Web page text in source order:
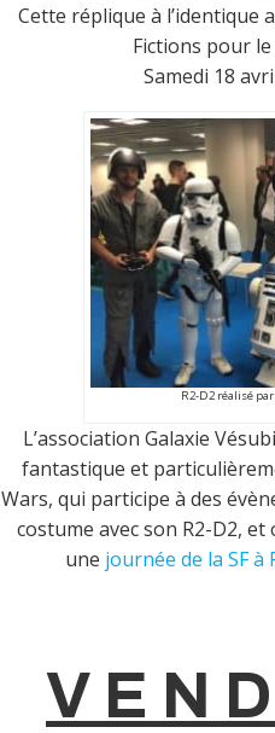
Cette réplique à l’identique
Fictions pour
Samedi 18
R2-D2 réalisé
L’association Galaxie
fantastique et
Wars, qui participe à des
costume avec son R2-D2, et
une journée de la SF à